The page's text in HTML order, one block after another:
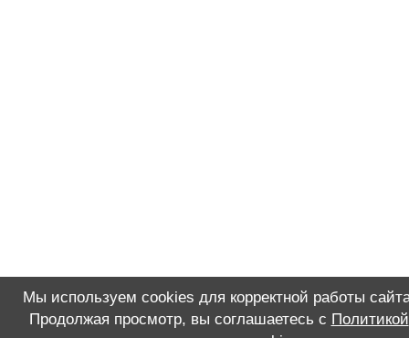
Мы используем cookies для корректной работы
Продолжая просмотр, вы соглашаетесь с Политикой